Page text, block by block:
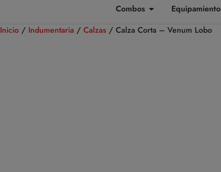
Combos Equipamiento
Inicio / Indumentaria / Calzas / Calza Corta – Venum Lobo